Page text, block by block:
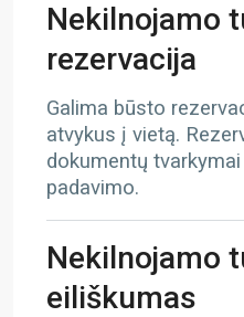
Nekilnojamo
rezervacija
Galima būsto
atvykus į vietą.
dokumentų
padavimo.
Nekilnojamo
eiliškumas